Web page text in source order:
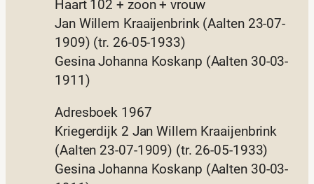
Haart 102 + zoon + vrouw
Jan Willem Kraaijenbrink (Aalten 23-07-
1909) (tr. 26-05-1933)
Gesina Johanna Koskanp (Aalten 30-03-
1911)
Adresboek 1967
Kriegerdijk 2 Jan Willem Kraaijenbrink
(Aalten 23-07-1909) (tr. 26-05-1933)
Gesina Johanna Koskanp (Aalten 30-03-